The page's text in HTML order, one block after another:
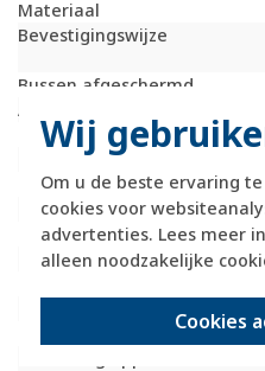
Wij
Om u de beste ervaring
cookies voor
advertenties. Lees meer
alleen noodzakelijke
Cookies
Materiaal
Bevestigingswijze
Bussen afgeschermd
Afgeschermde behuizing
Met verlichting
Kroonsteen
RAL-nummer (vergelijkbaar)
Met stofbescherming
Met opdruk
Slagvastheid